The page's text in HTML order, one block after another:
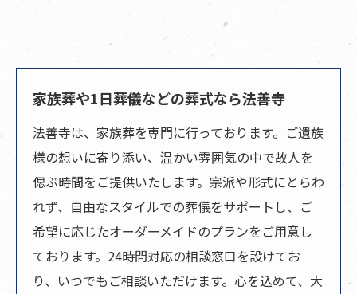
家族葬や1日葬儀などの葬式なら法善寺
法善寺は、家族葬を専門に行っております。ご遺族
様の想いに寄り添い、温かい雰囲気の中で故人を
偲ぶ時間をご提供いたします。宗派や形式にとらわ
れず、自由なスタイルでの葬儀をサポートし、ご
希望に応じたオーダーメイドのプランをご用意し
ております。24時間対応の相談窓口を設けてお
り、いつでもご相談いただけます。心を込めて、大